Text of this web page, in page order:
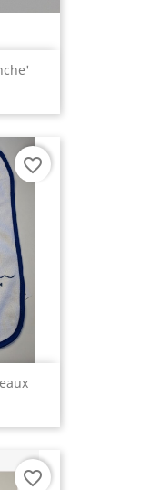
favorite_border
favorite_border